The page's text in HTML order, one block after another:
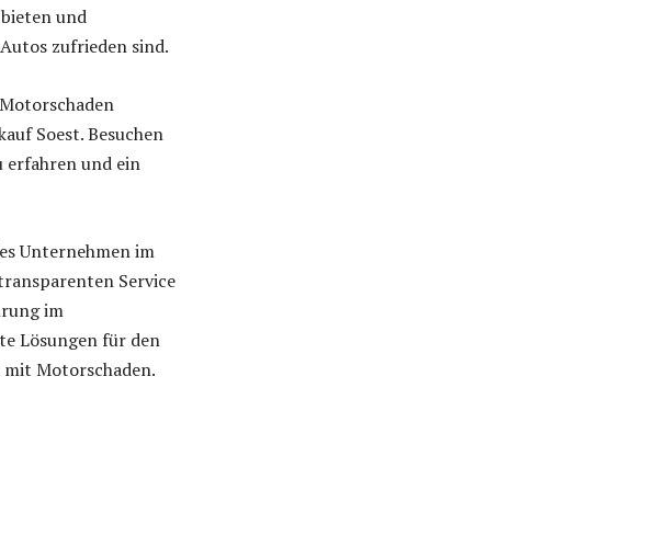
und
zufrieden sind.
Soest. Besuchen
erfahren und ein
Unternehmen im
Service
im
Lösungen für den
mit Motorschaden.